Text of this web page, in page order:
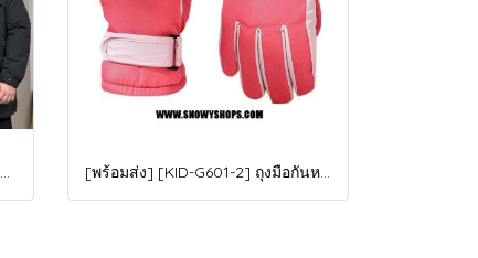
[พร้อมส่ง 5XL,6XL,8XL,9XL,10XL] [Man-B004-1] Down Jackets BigSize เสื้อโค้ทขนเป็ดกันหนาวสีดำชายไซด์ใหญ่ มีหมวกฮู้ด ซิปด้านหน้า กันน้ำ ใส่กันหนาวติดลบได้อย่างดี [พร้อมส่ง] [KID-G601-2] ถุงมือกันหนาวเด็กสีชมพูเข้ม ซับขนด้านใน ใส่กันหนาวเล่นหิมะได้ (เหมาะสำหรับเด็ก 3-5ขวบ)